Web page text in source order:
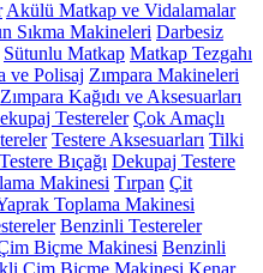
Akülü Matkap ve Vidalamalar
Sıkma Makineleri Darbesiz
Sütunlu Matkap Matkap Tezgahı
ve Polisaj Zımpara Makineleri
Zımpara Kağıdı ve Aksesuarları
Testereler Çok Amaçlı
Testere Aksesuarları Tilki
Bıçağı Dekupaj Testere
Makinesi Tırpan Çit
Toplama Makinesi
Benzinli Testereler
Biçme Makinesi Benzinli
Çim Biçme Makinesi Kenar